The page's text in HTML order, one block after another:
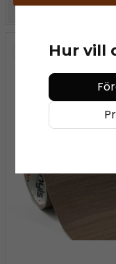
Hur vill